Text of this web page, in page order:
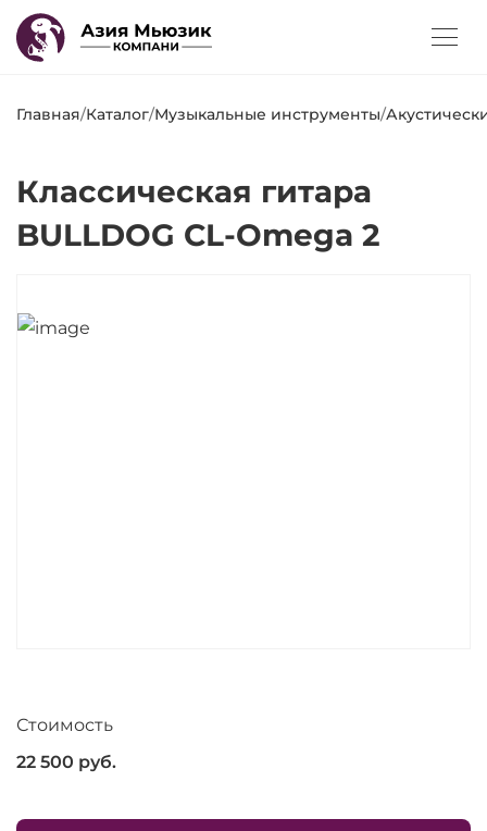
Главная/Каталог/Музыкальные инструменты/
Классическая гитара
BULLDOG CL-Omega 2
Стоимость
22 500 руб.